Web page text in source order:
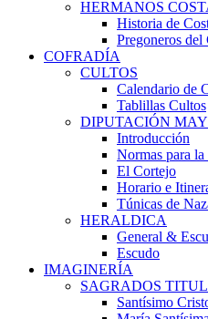
HERMANOS
Historia de
Pregoneros del
COFRADÍA
CULTOS
Calendario de
Tablillas Cultos
DIPUTACIÓN
Introducción
Normas para la
El Cortejo
Horario e
Túnicas de
HERALDICA
General &
Escudo
IMAGINERÍA
SAGRADOS
Santísimo